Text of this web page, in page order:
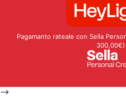
Pagamanto rateale con Sella
300,00€)
-->